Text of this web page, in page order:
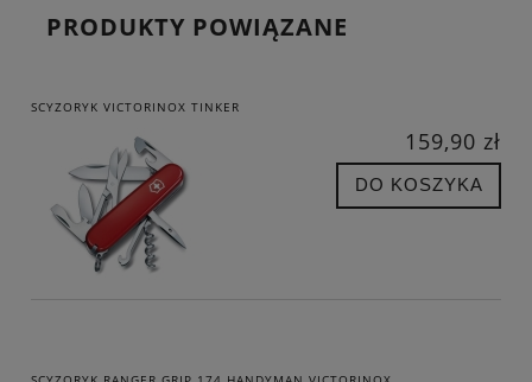
PRODUKTY POWIĄZANE
SCYZORYK VICTORINOX TINKER
159,90 zł
DO KOSZYKA